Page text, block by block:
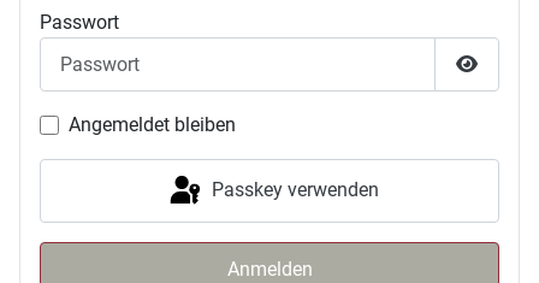
Passwort
Angemeldet bleiben
Passkey verwenden
Anmelden